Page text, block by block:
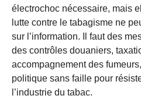
électrochoc nécessaire, mais
lutte contre le tabagisme ne
sur l’information. Il faut des
des contrôles douaniers,
accompagnement des
politique sans faille pour
l’industrie du tabac.